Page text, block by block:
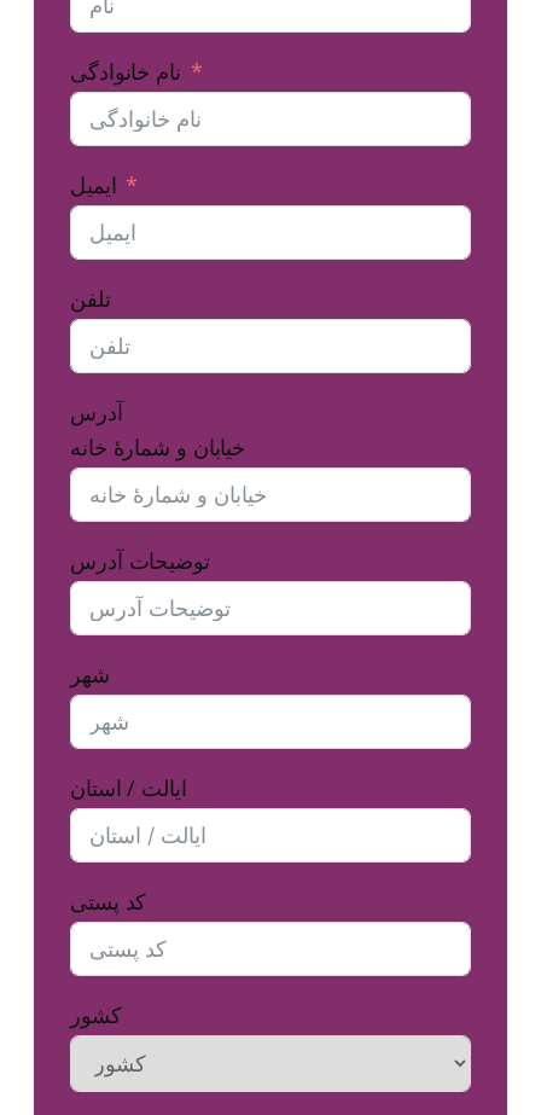
نام خانوادگی
ایمیل
تلفن
آدرس
خیابان و شمارهٔ خانه
توضیحات آدرس
شهر
ایالت / استان
کد پستی
کشور